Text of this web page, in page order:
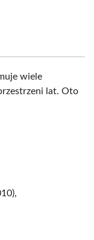
wiele
lat. Oto